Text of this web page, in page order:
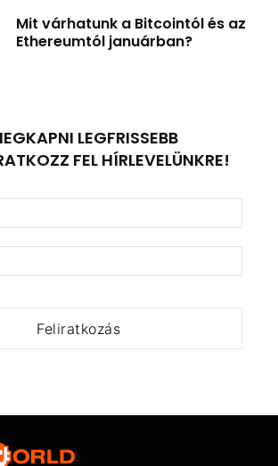
Mit várhatunk a Bitcointól és az
Ethereumtól januárban?
LEGFRISSEBB
FEL HÍRLEVELÜNKRE!